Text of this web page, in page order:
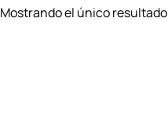
Mostrando el único resultado